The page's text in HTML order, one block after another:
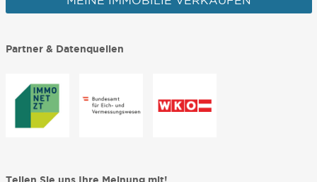
Partner & Datenquellen